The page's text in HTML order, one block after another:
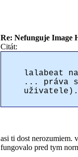
Re: Nefunguje Image
Citát:
lalabeat
... práva
asi ti dost nerozumiem.
fungovalo pred tym